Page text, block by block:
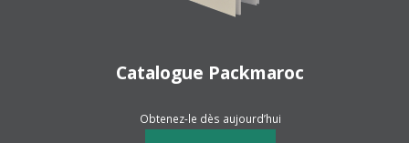
Catalogue Packmaroc
Obtenez-le dès aujourd’hui